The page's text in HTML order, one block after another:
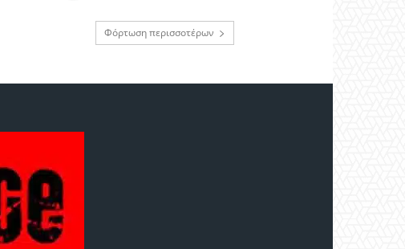
Φόρτωση περισσοτέρων